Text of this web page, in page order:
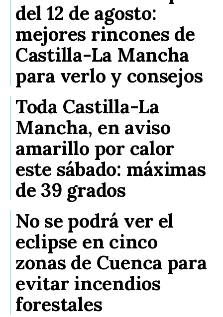
del 12 de agosto:
mejores rincones de
Castilla-La Mancha
para verlo y consejos
Toda Castilla-La
Mancha, en aviso
amarillo por calor
este sábado: máximas
de 39 grados
No se podrá ver el
eclipse en cinco
zonas de Cuenca para
evitar incendios
forestales